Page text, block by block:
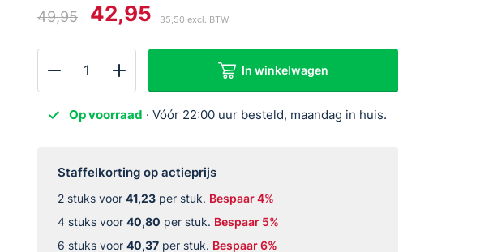
49,95
Oorspronkelijke
prijs
was:
€49,95.
42,95
prijs
is:
€42,95.
35,50 excl. BTW
SC01
In winkelwagen
Op voorraad · Vóór 22:00 uur besteld, maandag in huis.
Staffelkorting op actieprijs
2 stuks voor 41,23 per stuk. Bespaar 4%
4 stuks voor 40,80 per stuk. Bespaar 5%
6 stuks voor 40,37 per stuk. Bespaar 6%